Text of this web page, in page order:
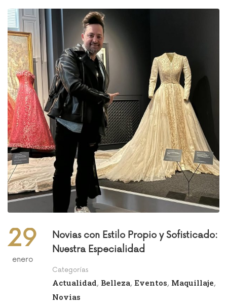
29
enero
Novias con Estilo Propio y Sofisticado:
Nuestra Especialidad
Categorías
Actualidad, Belleza, Eventos, Maquillaje,
Novias